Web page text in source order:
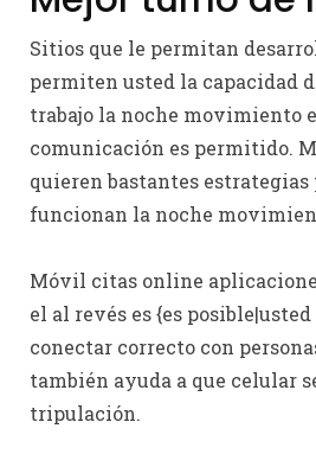
Sitios que le permitan
permiten usted la capacidad
trabajo la noche movimiento
comunicación es permitido.
quieren bastantes estrategias
funcionan la noche
Móvil citas online
el al revés es {es
conectar correcto con
también ayuda a que celular
tripulación.